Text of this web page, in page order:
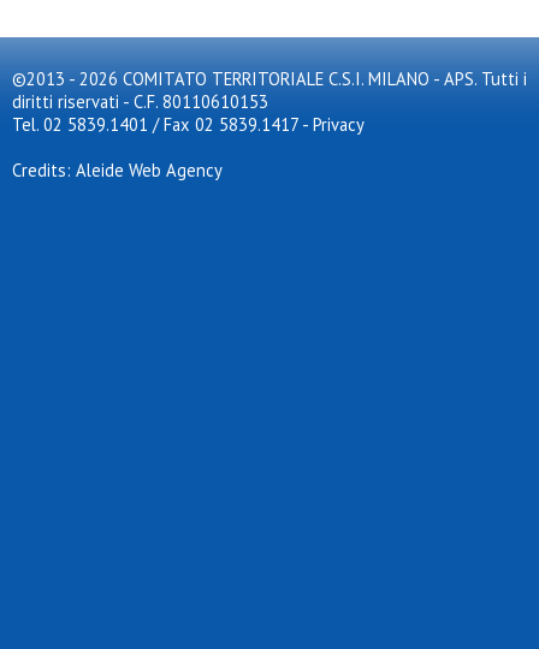
©2013 - 2026 COMITATO TERRITORIALE C.S.I. MILANO - APS. Tutti i
diritti riservati - C.F. 80110610153
Tel. 02 5839.1401 / Fax 02 5839.1417 - Privacy
Credits: Aleide Web Agency